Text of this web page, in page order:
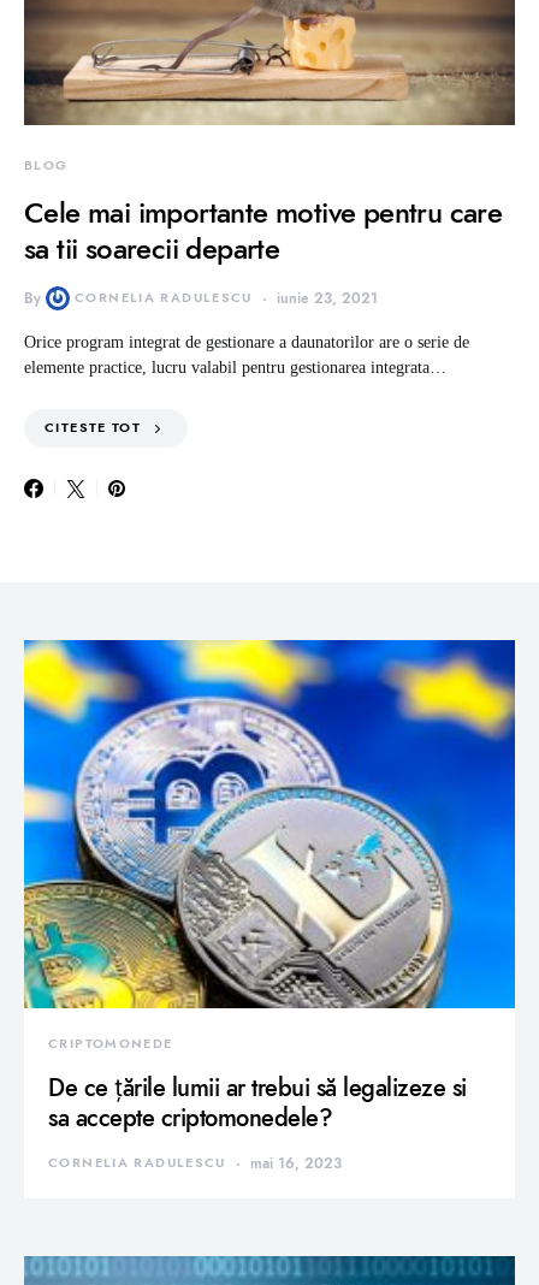
BLOG
Cele mai importante motive pentru care
sa tii soarecii departe
By CORNELIA RADULESCU iunie 23, 2021
Orice program integrat de gestionare a daunatorilor are o serie de
elemente practice, lucru valabil pentru gestionarea integrata…
CITESTE TOT
CRIPTOMONEDE
De ce țările lumii ar trebui să legalizeze si
sa accepte criptomonedele?
CORNELIA RADULESCU mai 16, 2023